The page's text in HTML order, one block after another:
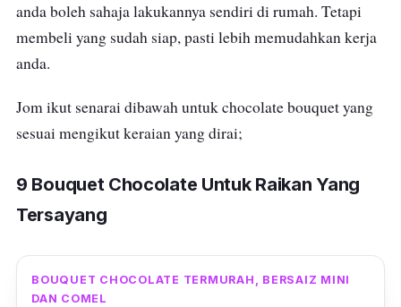
anda boleh sahaja lakukannya sendiri di rumah. Tetapi
membeli yang sudah siap, pasti lebih memudahkan kerja
anda.
Jom ikut senarai dibawah untuk chocolate bouquet yang
sesuai mengikut keraian yang dirai;
9 Bouquet Chocolate Untuk Raikan Yang
Tersayang
BOUQUET CHOCOLATE TERMURAH, BERSAIZ MINI
DAN COMEL